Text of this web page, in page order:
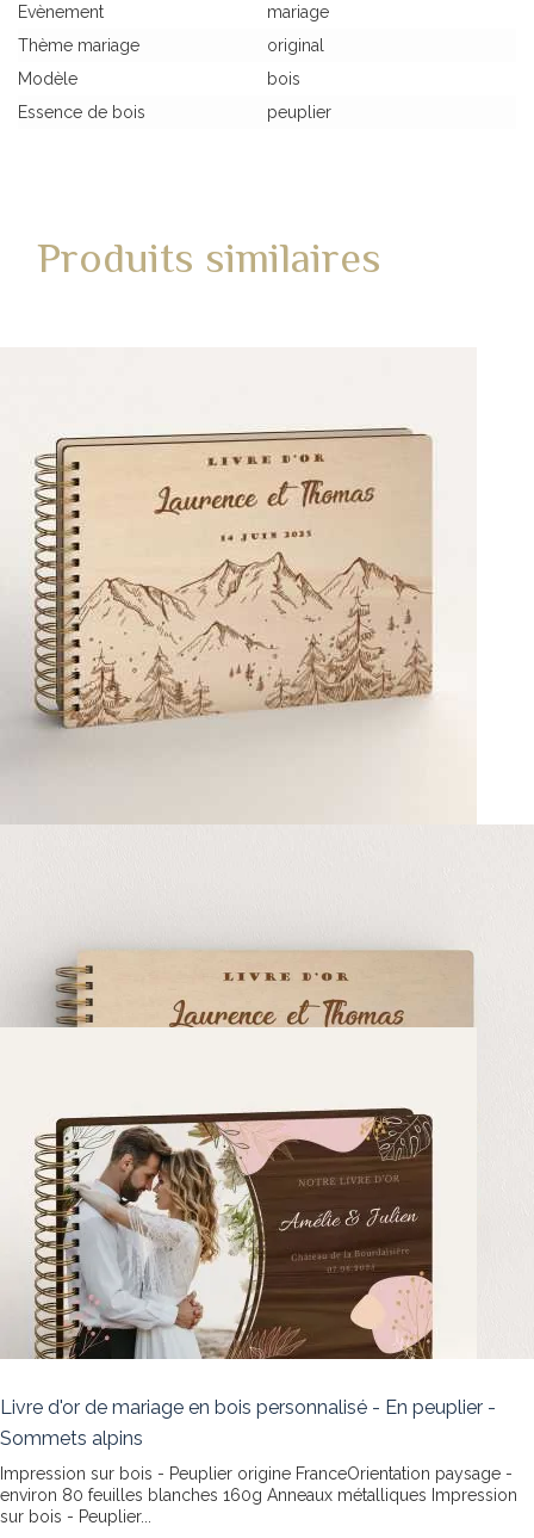
Evènement
mariage
Thème mariage
original
Modèle
bois
Essence de bois
peuplier
Produits similaires
Livre d'or de mariage en bois personnalisé - En peuplier -
Sommets alpins
Impression sur bois - Peuplier origine FranceOrientation paysage -
environ 80 feuilles blanches 160g Anneaux métalliques Impression
sur bois - Peuplier...